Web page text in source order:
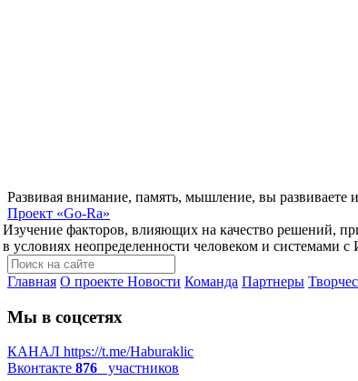
Развивая внимание, память, мышление, вы развиваете
Проект «Go-Ra»
Изучение факторов, влияющих на качество решений,
в условиях неопределенности человеком и системами
Главная О проекте Новости Команда Партнеры
Мы в соцсетях
КАНАЛ https://t.me/Haburaklic
Вконтакте 876 участников